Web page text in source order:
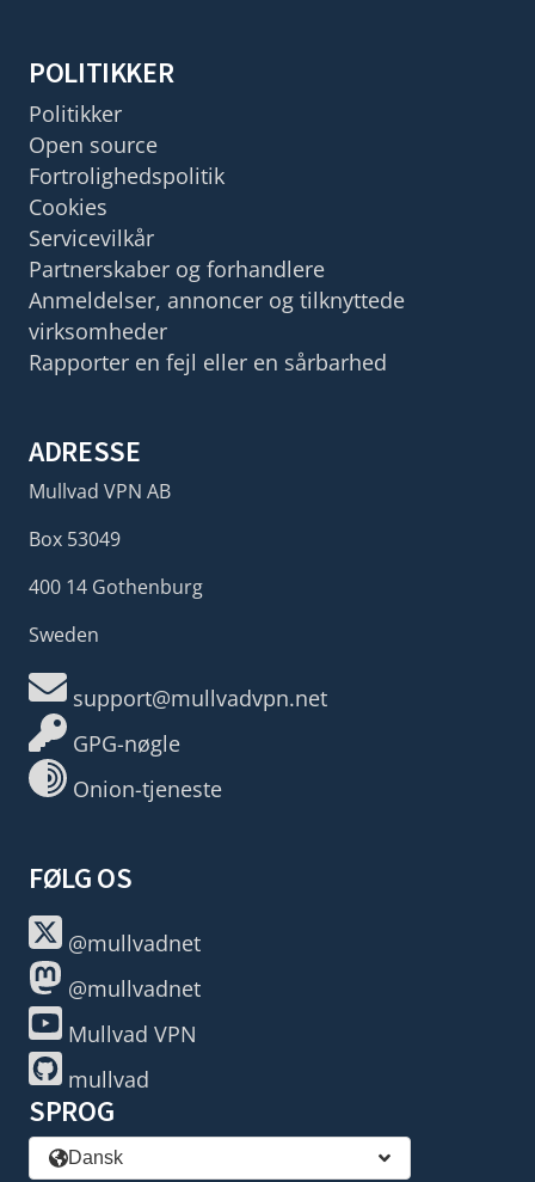
POLITIKKER
Politikker
Open source
Fortrolighedspolitik
Cookies
Servicevilkår
Partnerskaber og forhandlere
Anmeldelser, annoncer og tilknyttede
virksomheder
Rapporter en fejl eller en sårbarhed
ADRESSE
Mullvad VPN AB
Box 53049
400 14 Gothenburg
Sweden
support@mullvadvpn.net
GPG-nøgle
Onion-tjeneste
FØLG OS
@mullvadnet
@mullvadnet
Mullvad VPN
mullvad
SPROG
Dansk